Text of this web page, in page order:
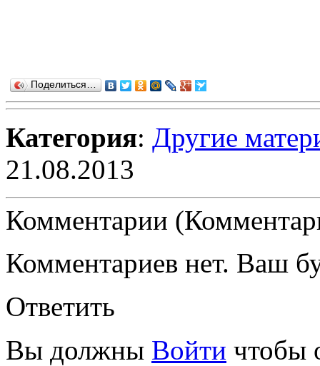
Поделиться…
Категория: Другие
21.08.2013
Комментарии
Комментариев нет. Ваш
Ответить
Вы должны Войти чтобы